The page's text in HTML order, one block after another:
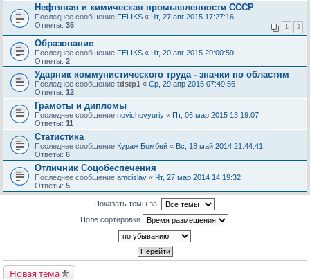
Нефтяная и химическая промышленности СССР
Последнее сообщение FELIKS « Чт, 27 авг 2015 17:27:16
Ответы: 35 1 2
Образование
Последнее сообщение FELIKS « Чт, 20 авг 2015 20:00:59
Ответы: 2
Ударник коммунистического труда - значки по областям
Последнее сообщение tdstp1 « Ср, 29 апр 2015 07:49:56
Ответы: 12
Грамоты и дипломы
Последнее сообщение novichovyuriy « Пт, 06 мар 2015 13:19:07
Ответы: 11
Статистика
Последнее сообщение Кураж Бомбей « Вс, 18 май 2014 21:44:41
Ответы: 6
Отличник Соцобеспечения
Последнее сообщение amcislav « Чт, 27 мар 2014 14:19:32
Ответы: 5
Показать темы за:
Поле сортировки
Новая тема